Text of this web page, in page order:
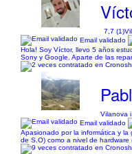
7,7 (1)
Email validado
Hola! Soy Víctor, llevo 5 años
Sony y Google. Aparte de las
Vilanova
Email validado
Apasionado por la informática y
de S.O) como a nivel de